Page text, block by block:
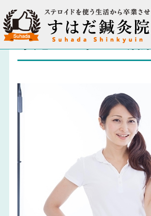
安心のアトピー治